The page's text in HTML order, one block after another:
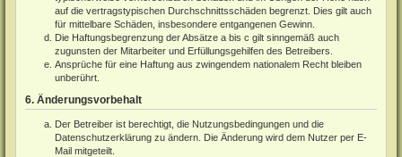
auf die vertragstypischen Durchschnittsschäden begrenzt. Dies gilt auch
für mittelbare Schäden, insbesondere entgangenen Gewinn.
Die Haftungsbegrenzung der Absätze a bis c gilt sinngemäß auch
zugunsten der Mitarbeiter und Erfüllungsgehilfen des Betreibers.
Ansprüche für eine Haftung aus zwingendem nationalem Recht bleiben
unberührt.
6. Änderungsvorbehalt
Der Betreiber ist berechtigt, die Nutzungsbedingungen und die
Datenschutzerklärung zu ändern. Die Änderung wird dem Nutzer per E-
Mail mitgeteilt.